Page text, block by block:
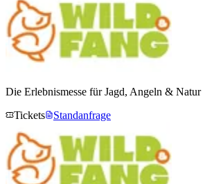
Die Erlebnismesse für Jagd, Angeln & Natur
Tickets
Standanfrage